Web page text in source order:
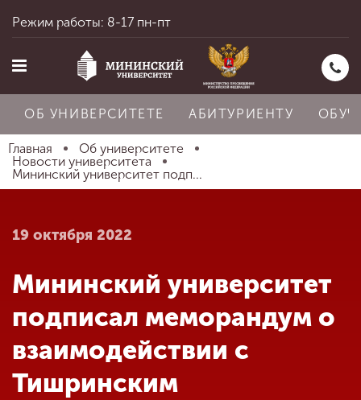
Главная
Абитуриенту
Обучение
Режим работы: 8-17 пн-пт
ОБ УНИВЕРСИТЕТЕ АБИТУРИЕНТУ
Главная
Об университете
Новости университета
Мининский университет подп...
19 октября 2022
Мининский университет
подписал меморандум о
взаимодействии с
Тишринским